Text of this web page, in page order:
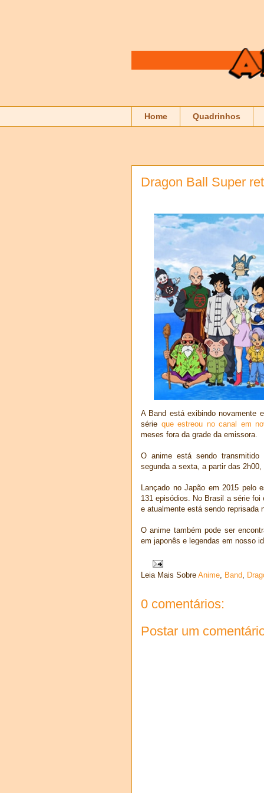
Home Quadrinhos
Dragon Ball Super
A Band está exibindo novamente
série que estreou no canal em
meses fora da grade da emissora.
O anime está sendo
segunda a sexta, a partir das 2h00,
Lançado no Japão em 2015 pelo
131 episódios. No Brasil a série foi
e atualmente está sendo reprisada
O anime também pode ser
em japonês e legendas em nosso
Leia Mais Sobre Anime, Band,
0 comentários:
Postar um